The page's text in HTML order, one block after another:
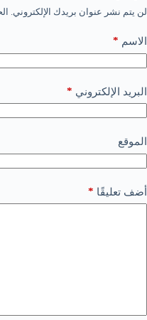
لن يتم نشر عنوان بريدك الإلكتروني.
الاسم *
البريد الإلكتروني *
الموقع
أضف تعليقًا *